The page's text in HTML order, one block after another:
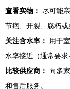
查看实物：
尽可能
节疤、开裂、腐朽或
关注含水率：
用于
水率接近（通常要求
比较供应商：
向多
和售后服务。